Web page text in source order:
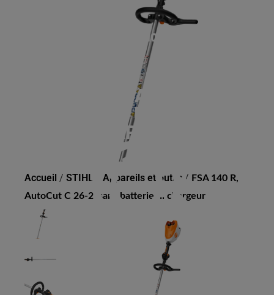
FSA 140 R, AUTOCUT C
26-2, SANS BATTERIE NI
CHARGEUR
Accueil / STIHL Appareils et outils / FSA 140 R,
AutoCut C 26-2, sans batterie ni chargeur